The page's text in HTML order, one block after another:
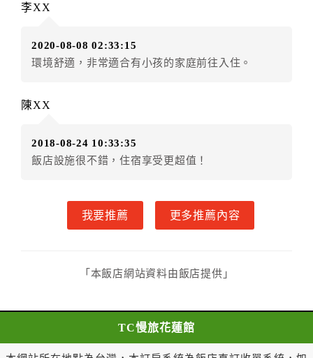
一、甲方解約通知於預定住宿日前第十四日以前到達
二、甲方解約通知於預定住宿日前第十日至第十三日到
達者，得請求乙方退還已付定金百分之七十。
四、甲方解約通知於預定住宿日前第四日至第六日到達
五、甲方解約通知於預定住宿日前第二日至第三日到達
者，得請求乙方退還已付定金百分之三十。
七、甲方解約通知於預定住宿日當日到達或未為解約通
知者，乙方得不退還甲方已付全部定金。
一、甲方解約通知於預定住宿日當日前到達者，得請求
制，如不得與其他優惠方案合併使用等。
約通知者，乙方得不退還預收約定房價總金額。
李XX
2020-08-08 02:33:15
環境舒適，非常適合有小孩的家庭前往入住。
陳XX
2018-08-24 10:33:35
飯店設施很不錯，住宿享受更超值！
我要推薦 更多推薦內容
「本飯店網站資料由飯店提供」
TC慢旅花蓮館